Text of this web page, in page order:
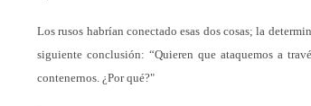
Los rusos habrían conectado esas dos cosas; la
siguiente conclusión: “Quieren que ataquemos a
contenernos. ¿Por qué?"